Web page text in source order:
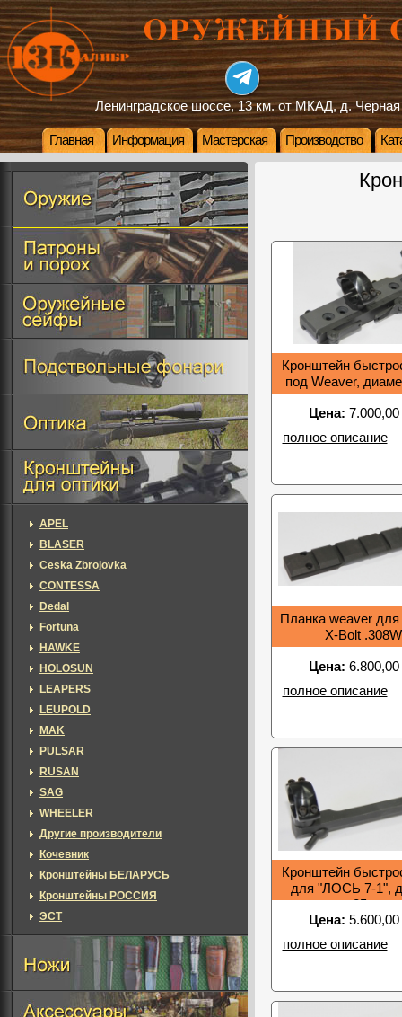
Ленинградское шоссе, 13 км. от МКАД, д. Черная
Главная Информация Мастерская Производство
Кронштейн
под Weaver,
Цена:
полное описание
Планка weaver для
X-Bolt
Цена:
полное описание
Кронштейн
для "ЛОСЬ 7-1",
25мм
Цена:
полное описание
APEL
BLASER
Ceska Zbrojovka
CONTESSA
Dedal
Fortuna
HAWKE
HOLOSUN
LEAPERS
LEUPOLD
MAK
PULSAR
RUSAN
SAG
WHEELER
Другие производители
Кочевник
Кронштейны БЕЛАРУСЬ
Кронштейны РОССИЯ
ЭСТ